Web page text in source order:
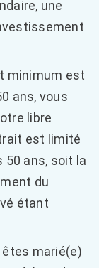
une
minimum est
ans, vous
libre
est limité
ans, soit la
du
étant
êtes marié(e)